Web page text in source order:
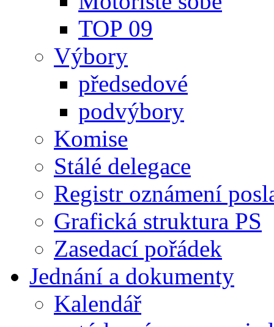
TOP 09
Výbory
předsedové
podvýbory
Komise
Stálé delegace
Registr oznámení
Grafická struktura PS
Zasedací pořádek
Jednání a dokumenty
Kalendář